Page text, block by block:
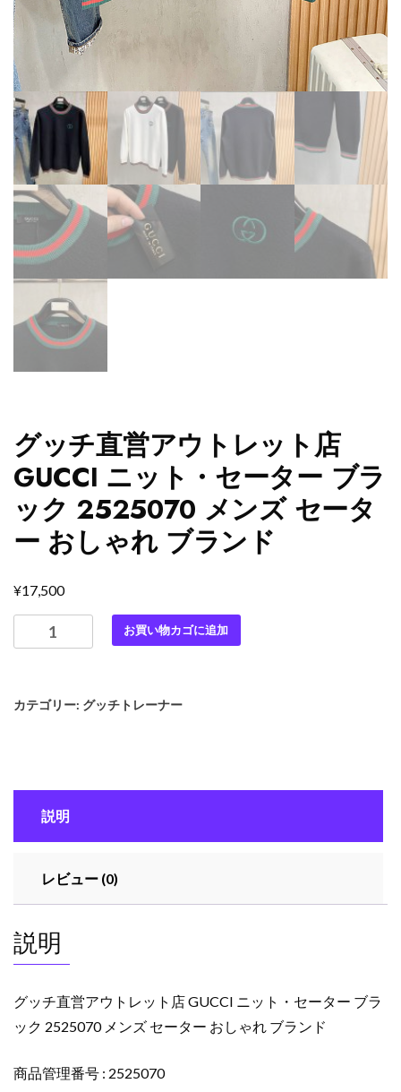
グッチ直営アウトレット店
GUCCI ニット・セーター ブラ
ック 2525070 メンズ セータ
ー おしゃれ ブランド
¥17,500
ッ
営
ト
GUCCI
ニ
ト・
セ
タ
ー
ラ
お買い物カゴに追加
カテゴリー: グッチトレーナー
説明
レビュー (0)
説明
グッチ直営アウトレット店 GUCCI ニット・セーター ブラ
ック 2525070 メンズ セーター おしゃれ ブランド
商品管理番号 : 2525070